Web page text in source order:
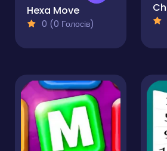
Hexa Move
0 (0 Голосів)